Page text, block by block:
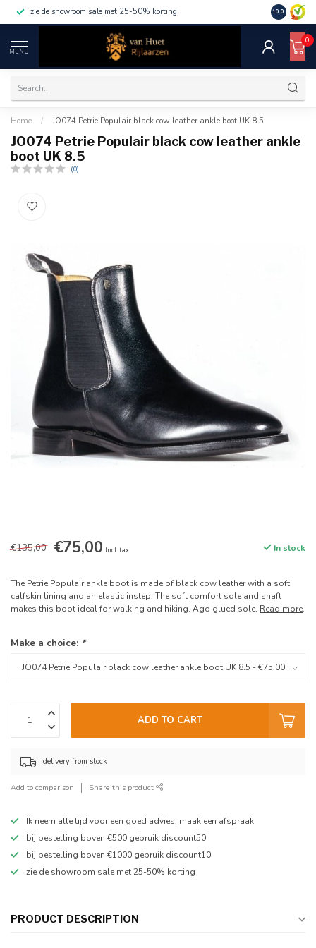
zie de showroom sale met 25-50% korting 10.0
MENU
0
Home / JO074 Petrie Populair black cow leather ankle boot UK 8.5
JO074 Petrie Populair black cow leather ankle
boot UK 8.5
(0)
€135,00 €75,00 Incl. tax In stock
The Petrie Populair ankle boot is made of black cow leather with a soft
calfskin lining and an elastic instep. The soft comfort sole and shaft
makes this boot ideal for walking and hiking. Ago glued sole. Read more.
Make a choice: *
ADD TO CART
delivery from stock
Add to comparison Share this product
Ik neem alle tijd voor een goed advies, maak een afspraak
bij bestelling boven €500 gebruik discount50
bij bestelling boven €1000 gebruik discount10
zie de showroom sale met 25-50% korting
PRODUCT DESCRIPTION